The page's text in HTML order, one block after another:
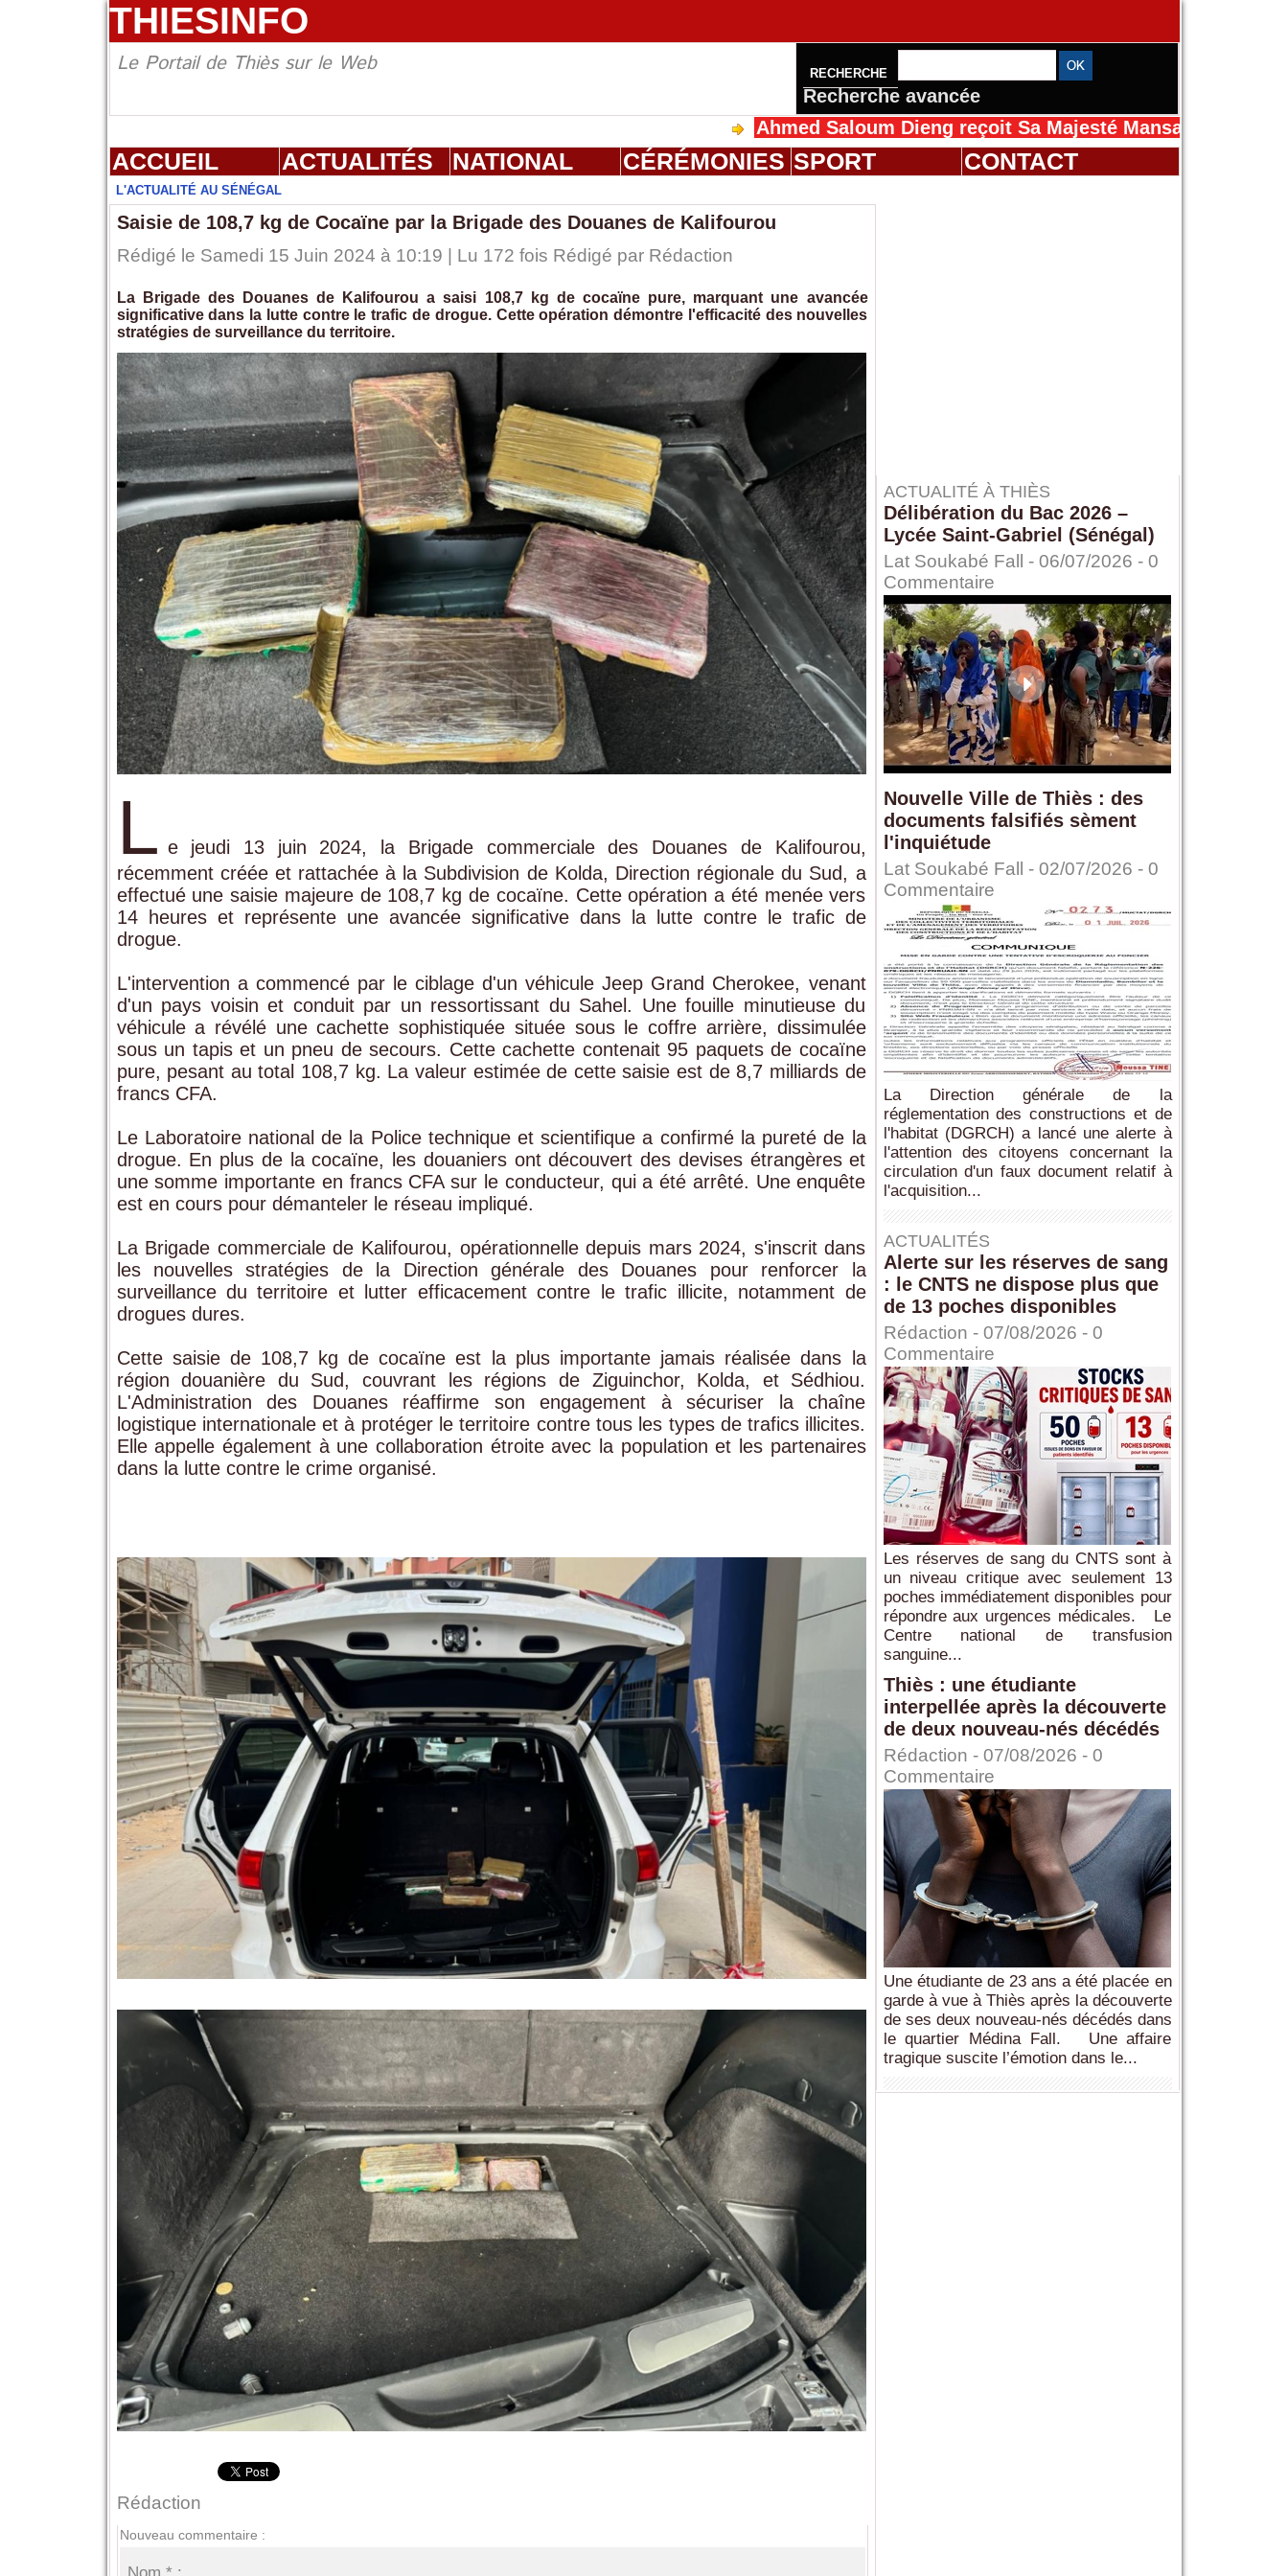
THIESINFO
Le Portail de Thiès sur le Web RECHERCHE
Recherche avancée
Ahmed Saloum Dieng reçoit Sa Majesté Mansah Cissé au Sénégal
ACCUEIL ACTUALITÉS NATIONAL CÉRÉMONIES SPORT CONTACT
L'ACTUALITÉ AU SÉNÉGAL
Saisie de 108,7 kg de Cocaïne par la Brigade des Douanes de Kalifourou
Rédigé le Samedi 15 Juin 2024 à 10:19 | Lu 172 fois Rédigé par Rédaction
La Brigade des Douanes de Kalifourou a saisi 108,7 kg de cocaïne pure, marquant une avancée
significative dans la lutte contre le trafic de drogue. Cette opération démontre l'efficacité des nouvelles
stratégies de surveillance du territoire.
L e jeudi 13 juin 2024, la Brigade commerciale des Douanes de Kalifourou,
récemment créée et rattachée à la Subdivision de Kolda, Direction régionale du Sud, a
effectué une saisie majeure de 108,7 kg de cocaïne. Cette opération a été menée vers
14 heures et représente une avancée significative dans la lutte contre le trafic de
drogue.
L'intervention a commencé par le ciblage d'un véhicule Jeep Grand Cherokee, venant
d'un pays voisin et conduit par un ressortissant du Sahel. Une fouille minutieuse du
véhicule a révélé une cachette sophistiquée située sous le coffre arrière, dissimulée
sous un tapis et un pneu de secours. Cette cachette contenait 95 paquets de cocaïne
pure, pesant au total 108,7 kg. La valeur estimée de cette saisie est de 8,7 milliards de
francs CFA.
Le Laboratoire national de la Police technique et scientifique a confirmé la pureté de la
drogue. En plus de la cocaïne, les douaniers ont découvert des devises étrangères et
une somme importante en francs CFA sur le conducteur, qui a été arrêté. Une enquête
est en cours pour démanteler le réseau impliqué.
La Brigade commerciale de Kalifourou, opérationnelle depuis mars 2024, s'inscrit dans
les nouvelles stratégies de la Direction générale des Douanes pour renforcer la
surveillance du territoire et lutter efficacement contre le trafic illicite, notamment de
drogues dures.
Cette saisie de 108,7 kg de cocaïne est la plus importante jamais réalisée dans la
région douanière du Sud, couvrant les régions de Ziguinchor, Kolda, et Sédhiou.
L'Administration des Douanes réaffirme son engagement à sécuriser la chaîne
logistique internationale et à protéger le territoire contre tous les types de trafics illicites.
Elle appelle également à une collaboration étroite avec la population et les partenaires
dans la lutte contre le crime organisé.
Rédaction
Nouveau commentaire :
ACTUALITÉ À THIÈS
Délibération du Bac 2026 –
Lycée Saint-Gabriel (Sénégal)
Lat Soukabé Fall - 06/07/2026 - 0
Commentaire
Nouvelle Ville de Thiès : des
documents falsifiés sèment
l'inquiétude
Lat Soukabé Fall - 02/07/2026 - 0
Commentaire
La Direction générale de la
réglementation des constructions et de
l'habitat (DGRCH) a lancé une alerte à
l'attention des citoyens concernant la
circulation d'un faux document relatif à
l'acquisition...
ACTUALITÉS
Alerte sur les réserves de sang
: le CNTS ne dispose plus que
de 13 poches disponibles
Rédaction - 07/08/2026 - 0
Commentaire
Les réserves de sang du CNTS sont à
un niveau critique avec seulement 13
poches immédiatement disponibles pour
répondre aux urgences médicales. Le
Centre national de transfusion
sanguine...
Thiès : une étudiante
interpellée après la découverte
de deux nouveau-nés décédés
Rédaction - 07/08/2026 - 0
Commentaire
Une étudiante de 23 ans a été placée en
garde à vue à Thiès après la découverte
de ses deux nouveau-nés décédés dans
le quartier Médina Fall. Une affaire
tragique suscite l’émotion dans le...